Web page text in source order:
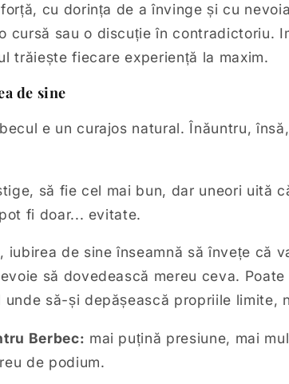
cu dorința de a învinge și cu
cursă sau o discuție în contradictoriu.
trăiește fiecare experiență la maxim.
de sine
e un curajos natural. Înăuntru,
să fie cel mai bun, dar uneori uită
fi doar... evitate.
iubirea de sine înseamnă să învețe că
să dovedească mereu ceva.
să-și depășească propriile limite,
Berbec: mai puțină presiune, mai
de podium.